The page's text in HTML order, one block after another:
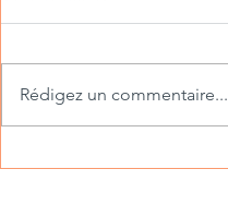
Rédigez un commentaire...